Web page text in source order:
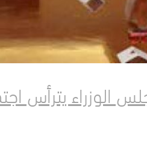
الوزراء يترأس